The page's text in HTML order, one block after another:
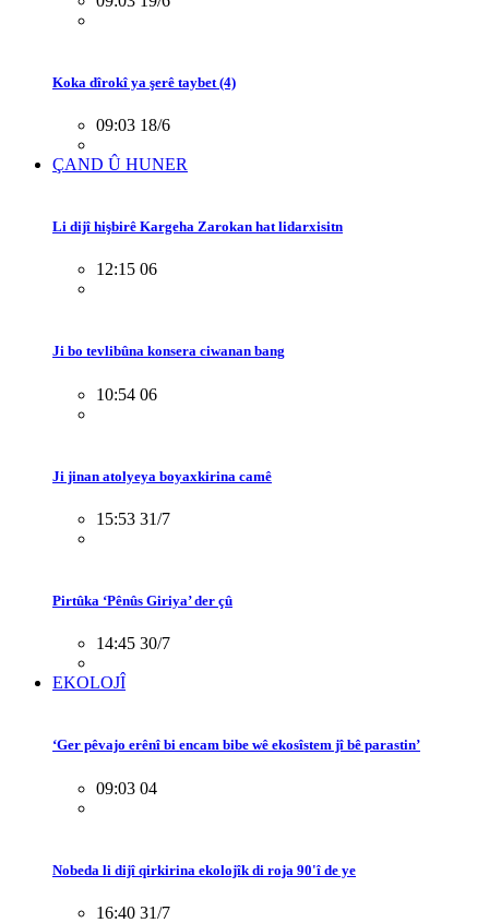
Koka dîrokî ya şerê taybet (4)
09:03 18/6
ÇAND Û HUNER
Li dijî hişbirê Kargeha Zarokan hat lidarxisitn
12:15 06
Ji bo tevlibûna konsera ciwanan bang
10:54 06
Ji jinan atolyeya boyaxkirina camê
15:53 31/7
Pirtûka ‘Pênûs Giriya’ der çû
14:45 30/7
EKOLOJÎ
‘Ger pêvajo erênî bi encam bibe wê ekosîstem jî bê parastin’
09:03 04
Nobeda li dijî qirkirina ekolojîk di roja 90'î de ye
16:40 31/7